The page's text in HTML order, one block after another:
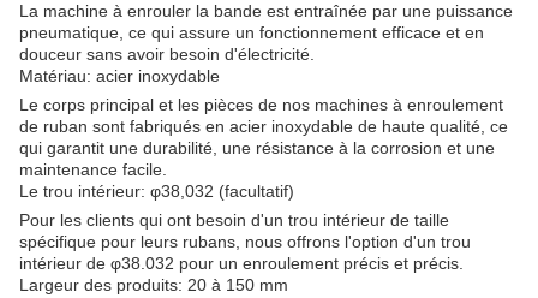
La machine à enrouler la bande est entraînée par une puissance
pneumatique, ce qui assure un fonctionnement efficace et en
douceur sans avoir besoin d'électricité.
Matériau: acier inoxydable
Le corps principal et les pièces de nos machines à enroulement
de ruban sont fabriqués en acier inoxydable de haute qualité, ce
qui garantit une durabilité, une résistance à la corrosion et une
maintenance facile.
Le trou intérieur: φ38,032 (facultatif)
Pour les clients qui ont besoin d'un trou intérieur de taille
spécifique pour leurs rubans, nous offrons l'option d'un trou
intérieur de φ38.032 pour un enroulement précis et précis.
Largeur des produits: 20 à 150 mm